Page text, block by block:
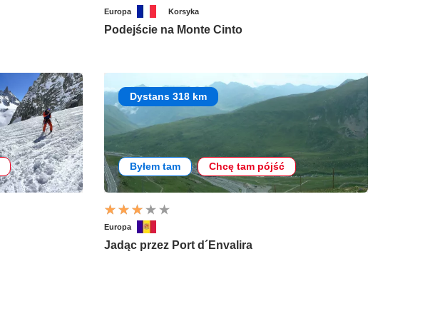
Europa Korsyka
Podejście na Monte Cinto
Dystans 318 km
Byłem tam Chcę tam pójść
Europa
Jadąc przez Port d´Envalira